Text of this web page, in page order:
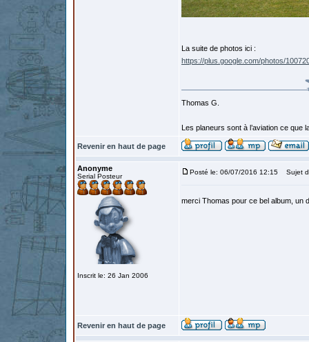
La suite de photos ici :
https://plus.google.com/photos/
Thomas G.
Les planeurs sont à l’aviation ce que
Revenir en haut de page
Anonyme
Serial Posteur
Inscrit le: 26 Jan 2006
Posté le: 06/07/2016 12:15 Sujet
merci Thomas pour ce bel album, un
Revenir en haut de page